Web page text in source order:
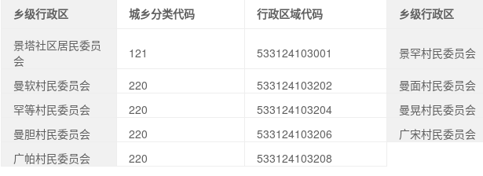
乡级行政区 城乡分类代码 行政区域代码 乡级行政区
景塔社区居民委员
会
121 533124103001 景罕村民委员会
曼软村民委员会 220 533124103202 曼面村民委员会
罕等村民委员会
220 533124103204 曼晃村民委员会
曼胆村民委员会
220 533124103206 广宋村民委员会
广帕村民委员会
220 533124103208